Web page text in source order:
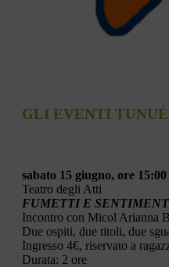
GLI EVENTI TUNUÉ
sabato 15 giugno, ore 15:00
Teatro degli Atti
FUMETTI E
Incontro con Micol Arianna
Due ospiti, due titoli, due
Ingresso 4€, riservato a
Durata: 2 ore